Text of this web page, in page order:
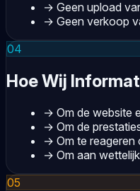
→ Geen upload
→ Geen verkoop
04
Hoe Wij
→ Om de website
→ Om de
→ Om te
→ Om aan
05